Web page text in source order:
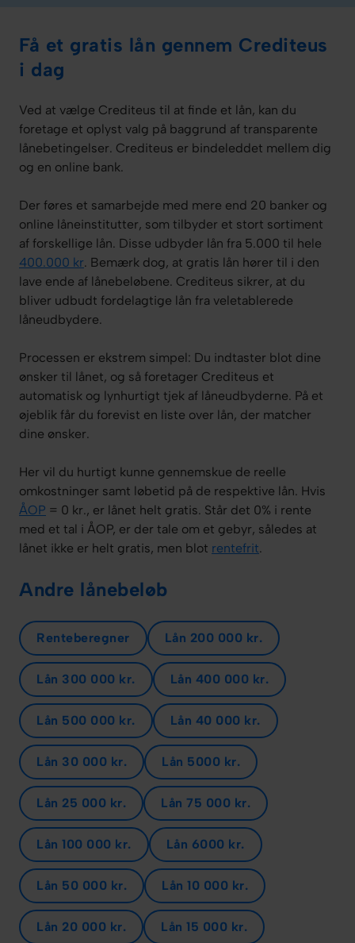
Få et gratis lån gennem Crediteus
i dag
Ved at vælge Crediteus til at finde et lån, kan du
foretage et oplyst valg på baggrund af transparente
lånebetingelser. Crediteus er bindeleddet mellem dig
og en online bank.
Der føres et samarbejde med mere end 20 banker og
online låneinstitutter, som tilbyder et stort sortiment
af forskellige lån. Disse udbyder lån fra 5.000 til hele
400.000 kr. Bemærk dog, at gratis lån hører til i den
lave ende af lånebeløbene. Crediteus sikrer, at du
bliver udbudt fordelagtige lån fra veletablerede
låneudbydere.
Processen er ekstrem simpel: Du indtaster blot dine
ønsker til lånet, og så foretager Crediteus et
automatisk og lynhurtigt tjek af låneudbyderne. På et
øjeblik får du forevist en liste over lån, der matcher
dine ønsker.
Her vil du hurtigt kunne gennemskue de reelle
omkostninger samt løbetid på de respektive lån. Hvis
ÅOP = 0 kr., er lånet helt gratis. Står det 0% i rente
med et tal i ÅOP, er der tale om et gebyr, således at
lånet ikke er helt gratis, men blot rentefrit.
Andre lånebeløb
Renteberegner Lån 200 000 kr.
Lån 300 000 kr. Lån 400 000 kr.
Lån 500 000 kr. Lån 40 000 kr.
Lån 30 000 kr. Lån 5000 kr.
Lån 25 000 kr. Lån 75 000 kr.
Lån 100 000 kr. Lån 6000 kr.
Lån 50 000 kr. Lån 10 000 kr.
Lån 20 000 kr. Lån 15 000 kr.